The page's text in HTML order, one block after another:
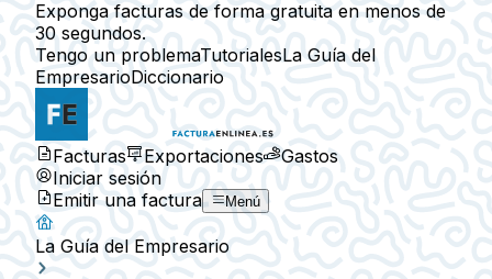
Exponga facturas de forma gratuita en menos de
30 segundos.
Tengo un problemaTutorialesLa Guía del
EmpresarioDiccionario
Facturas Exportaciones
Gastos
Iniciar sesión
Emitir una factura
Menú
La Guía del Empresario